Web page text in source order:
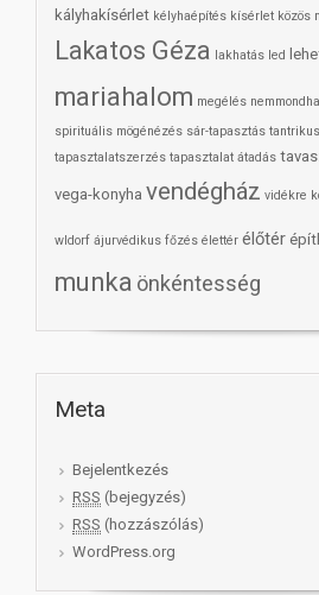
kályhakísérlet kélyhaépítés kísérlet közös
Lakatos Géza lakhatás led
mariahalom megélés
spirituális mögénézés sár-tapasztás
tapasztalatszerzés tapasztalat átadás
vega-konyha vendégház vidékre
wldorf ájurvédikus főzés élettér élőtér
munka önkéntesség
Meta
Bejelentkezés
RSS (bejegyzés)
RSS (hozzászólás)
WordPress.org